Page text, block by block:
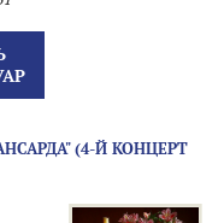
(4-Й КОНЦЕРТ